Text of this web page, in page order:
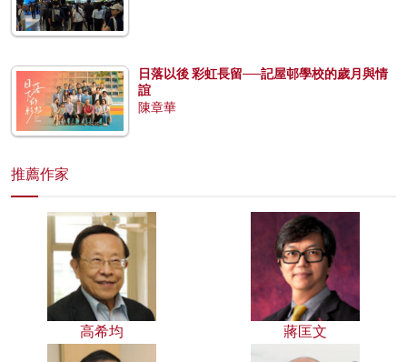
日落以後 彩虹長留──記屋邨學校的歲月與情
誼
陳章華
推薦作家
高希均 蔣匡文